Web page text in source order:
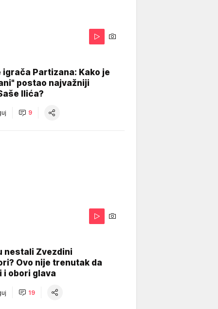
igrača Partizana: Kako je
postao najvažniji
Ilića?
9
nestali Zvezdini
Ovo nije trenutak da
i obori glava
19